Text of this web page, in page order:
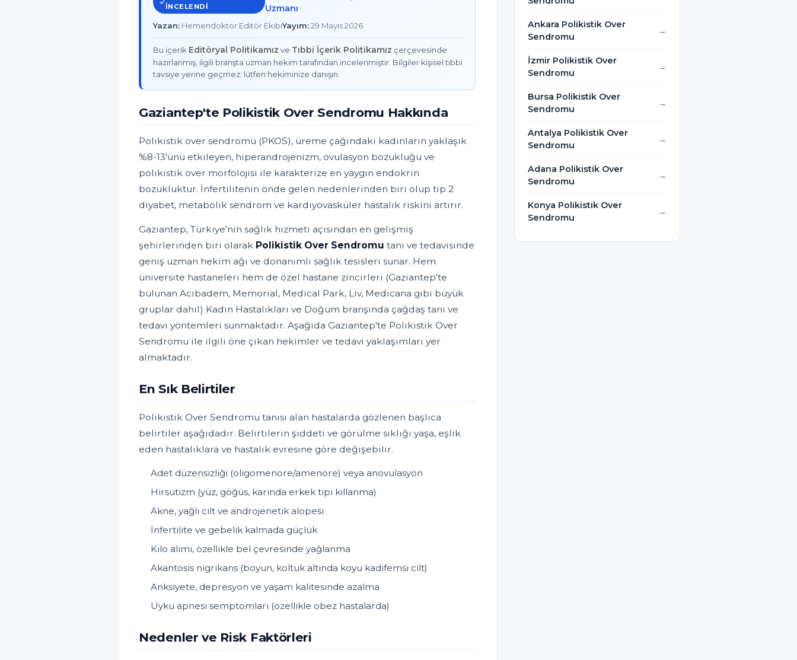
INCELENDI
Uzmanı
Yazan: Hemendoktor Editör EkibiYayım:29 Mayıs 2026
Bu içerik Editöryal Politikamız ve Tıbbi İçerik Politikamız çerçevesinde
hazırlanmış, ilgili branşta uzman hekim tarafından incelenmiştir. Bilgiler kişisel tıbbi
tavsiye yerine geçmez; lütfen hekiminize danışın.
Gaziantep'te Polikistik Over Sendromu Hakkında
Polikistik over sendromu (PKOS), üreme çağındaki kadınların yaklaşık
%8-13'ünü etkileyen, hiperandrojenizm, ovulasyon bozukluğu ve
polikistik over morfolojisi ile karakterize en yaygın endokrin
bozukluktur. İnfertilitenin önde gelen nedenlerinden biri olup tip 2
diyabet, metabolik sendrom ve kardiyovasküler hastalık riskini artırır.
Gaziantep, Türkiye'nin sağlık hizmeti açısından en gelişmiş
şehirlerinden biri olarak Polikistik Over Sendromu tanı ve tedavisinde
geniş uzman hekim ağı ve donanımlı sağlık tesisleri sunar. Hem
üniversite hastaneleri hem de özel hastane zincirleri (Gaziantep'te
bulunan Acıbadem, Memorial, Medical Park, Liv, Medicana gibi büyük
gruplar dahil) Kadın Hastalıkları ve Doğum branşında çağdaş tanı ve
tedavi yöntemleri sunmaktadır. Aşağıda Gaziantep'te Polikistik Over
Sendromu ile ilgili öne çıkan hekimler ve tedavi yaklaşımları yer
almaktadır.
En Sık Belirtiler
Polikistik Over Sendromu tanısı alan hastalarda gözlenen başlıca
belirtiler aşağıdadır. Belirtilerin şiddeti ve görülme sıklığı yaşa, eşlik
eden hastalıklara ve hastalık evresine göre değişebilir.
Adet düzensizliği (oligomenore/amenore) veya anovulasyon
Hirsutizm (yüz, göğüs, karında erkek tipi kıllanma)
Akne, yağlı cilt ve androjenetik alopesi
İnfertilite ve gebelik kalmada güçlük
Kilo alımı, özellikle bel çevresinde yağlanma
Akantosis nigrikans (boyun, koltuk altında koyu kadifemsi cilt)
Anksiyete, depresyon ve yaşam kalitesinde azalma
Uyku apnesi semptomları (özellikle obez hastalarda)
Nedenler ve Risk Faktörleri
Ankara Polikistik Over
Sendromu
İzmir Polikistik Over
Sendromu
Bursa Polikistik Over
Sendromu
Antalya Polikistik Over
Sendromu
Adana Polikistik Over
Sendromu
Konya Polikistik Over
Sendromu